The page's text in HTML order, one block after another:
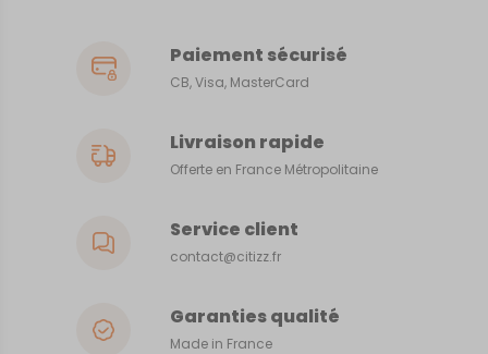
Paiement sécurisé
CB, Visa, MasterCard
Livraison rapide
Offerte en France Métropolitaine
Service client
contact@citizz.fr
Garanties qualité
Made in France